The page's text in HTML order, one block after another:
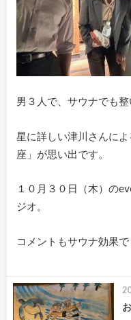
男３人で、サウナでも
星に詳しい津川さんに
座」が思い出です。
１０月３０日（木）の
ジオ。
コメントもサウナ効果で